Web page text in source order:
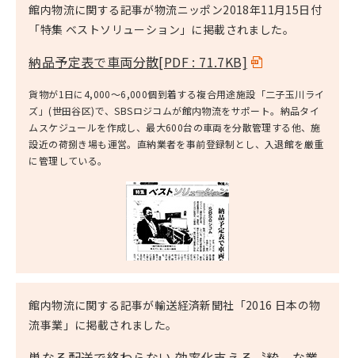
館内物流に関する記事が物流ニッポン2018年11月15日付
「特集 ベストソリューション」に掲載されました。
納品予定表で車両分散[PDF : 71.7KB]
貨物が1日に4,000～6,000個到着する複合用途施設「二子玉川ライ
ズ」(世田谷区)で、SBSロジコムが館内物流をサポート。納品タイ
ムスケジュールを作成し、最大600台の車両を分散管理する他、施
設近の荷捌き場も運営。直納業者を事前登録制とし、入退館を厳重
に管理している。
館内物流に関する記事が輸送経済新聞社「2016 日本の物
流事業」に掲載されました。